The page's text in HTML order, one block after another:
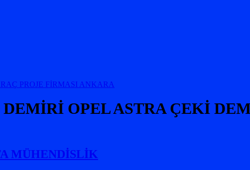
OPEL ASTRA ÇEKİ
MÜHENDİSLİK